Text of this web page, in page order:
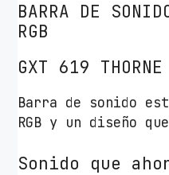
BARRA DE
RGB
GXT 619 THORNE
Barra de sonido
RGB y un diseño
Sonido que